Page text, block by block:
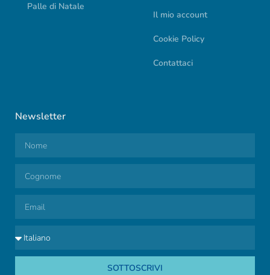
Palle di Natale
Il mio account
Cookie Policy
Contattaci
Newsletter
SOTTOSCRIVI